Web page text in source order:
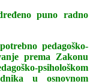
puno radno
pedagoško-
prema Zakonu
psihološkom
u osnovnom